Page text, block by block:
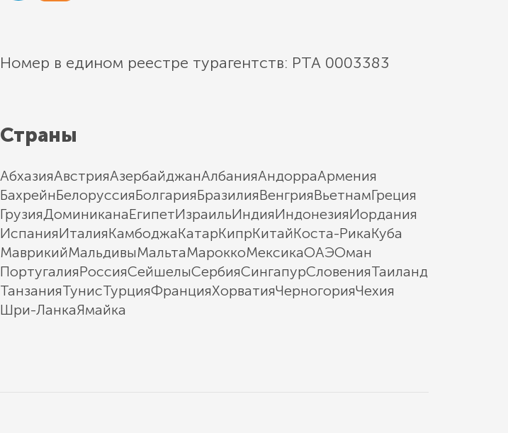
Номер в едином реестре турагентств: РТА 0003383
Страны
АбхазияАвстрияАзербайджанАлбанияАндорраАрмения
БахрейнБелоруссияБолгарияБразилияВенгрияВьетнамГреция
ГрузияДоминиканаЕгипетИзраильИндияИндонезияИордания
ИспанияИталияКамбоджаКатарКипрКитайКоста-РикаКуба
МаврикийМальдивыМальтаМароккоМексикаОАЭОман
ПортугалияРоссияСейшелыСербияСингапурСловенияТаиланд
ТанзанияТунисТурцияФранцияХорватияЧерногорияЧехия
Шри-ЛанкаЯмайка